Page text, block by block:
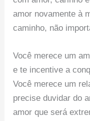
amor novamente à
caminho, não
Você merece um
e te incentive a
Você merece um
precise duvidar do
amor que será